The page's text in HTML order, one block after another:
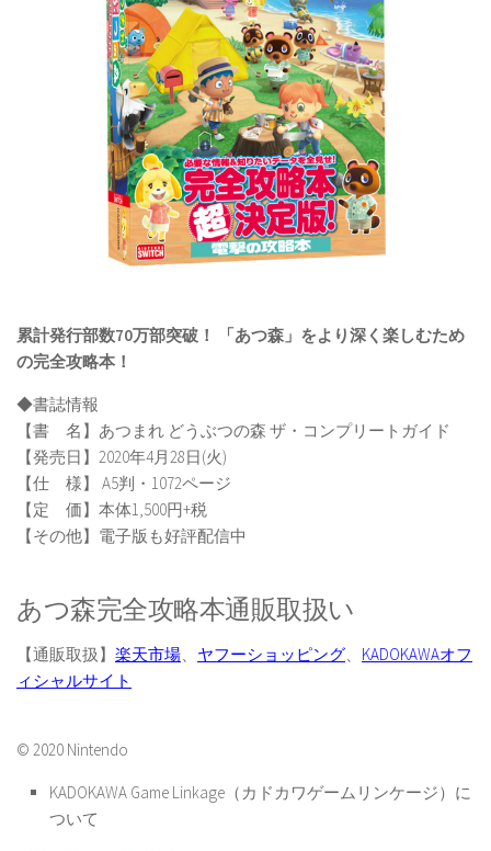
累計発行部数70万部突破！ 「あつ森」をより深く楽しむため
の完全攻略本！
◆書誌情報
【書 名】あつまれ どうぶつの森 ザ・コンプリートガイド
【発売日】2020年4月28日(火)
【仕 様】 A5判・1072ページ
【定 価】本体1,500円+税
【その他】電子版も好評配信中
あつ森完全攻略本通販取扱い
【通販取扱】 楽天市場 ヤフーショッピング
KADOKAWAオフ
ィシャルサイト
© 2020 Nintendo
KADOKAWA Game Linkage（カドカワゲームリンケージ）に
ついて